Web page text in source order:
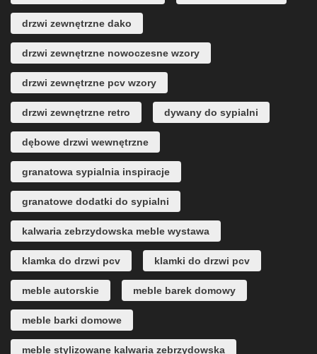
drzwi zewnętrzne dako
drzwi zewnętrzne nowoczesne wzory
drzwi zewnętrzne pcv wzory
drzwi zewnętrzne retro dywany do sypialni
dębowe drzwi wewnętrzne
granatowa sypialnia inspiracje
granatowe dodatki do sypialni
kalwaria zebrzydowska meble wystawa
klamka do drzwi pcv klamki do drzwi pcv
meble autorskie meble barek domowy
meble barki domowe
meble stylizowane kalwaria zebrzydowska